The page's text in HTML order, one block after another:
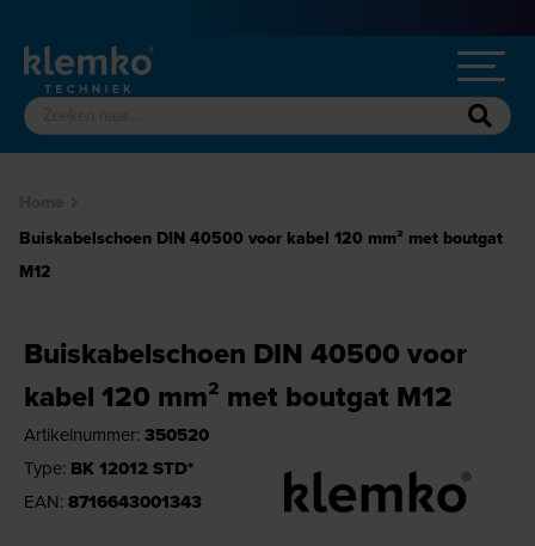
Buiskabelschoen DIN 40500 voor kabel 120 mm² met boutgat
M12
Buiskabelschoen DIN 40500 voor
kabel 120 mm² met boutgat M12
Artikelnummer: 350520
Type: BK 12012 STD*
EAN: 8716643001343